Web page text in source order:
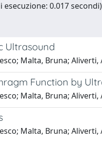
0.017
Ultrasound
Malta, Bruna; Aliverti,
Function by
Malta, Bruna; Aliverti,
Malta, Bruna; Aliverti,